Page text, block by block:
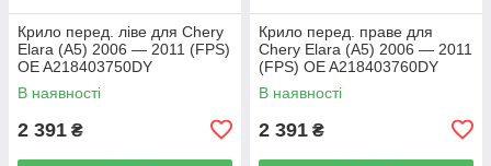
Крило перед. ліве для Chery
Elara (A5) 2006 — 2011 (FPS)
OE A218403750DY
В наявності
2 391 ₴
Крило перед. праве для
Chery Elara (A5) 2006 — 2011
(FPS) OE A218403760DY
В наявності
2 391 ₴